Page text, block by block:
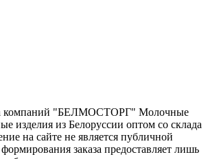
компаний "БЕЛМОСТОРГ" Молочные
изделия из Белоруссии оптом со склада
на сайте не является публичной
заказа предоставляет лишь